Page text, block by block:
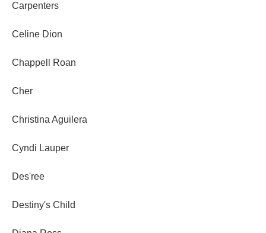
Carpenters
Celine Dion
Chappell Roan
Cher
Christina Aguilera
Cyndi Lauper
Des'ree
Destiny's Child